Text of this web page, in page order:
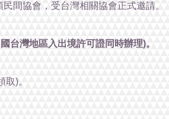
間協會，受台灣相關協會正式邀請。
台灣地區入出境許可證同時辦理)。
)。